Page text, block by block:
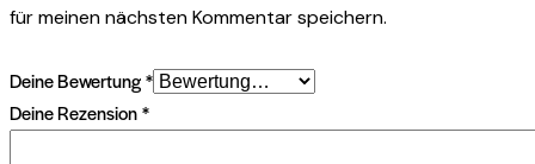
für meinen nächsten Kommentar speichern.
Deine Bewertung*
Deine Rezension*